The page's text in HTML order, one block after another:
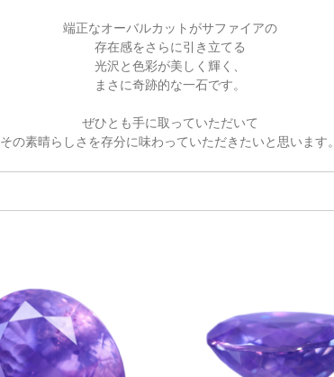
端正なオーバルカットがサファイアの
存在感をさらに引き立てる
光沢と色彩が美しく輝く、
まさに奇跡的な一石です。
ぜひとも手に取っていただいて
その素晴らしさを存分に味わっていただきたいと思います。